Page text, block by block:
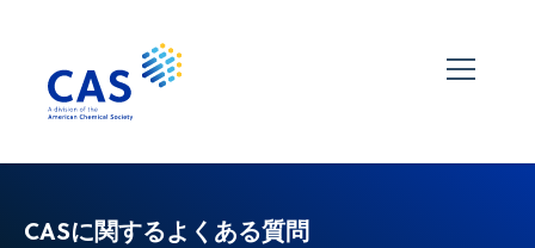
CASに関するよくある質問